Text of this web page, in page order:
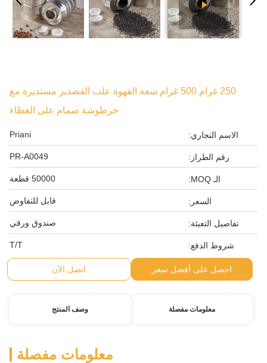
250 غرام 500 غرام سعة القهوة علب القصدير مستديرة مع
خرطوشة صمام على الغطاء
الاسم التجاري: Priani
رقم الطراز: PR-A0049
الـ MOQ: 50000 قطعة
السعر: قابل للتفاوض
تفاصيل التعبئة: صندوق ورقي
شروط الدفع: T/T
احصل على أفضل سعر اتصل الآن
معلومات مفصلة وصف المنتج
معلومات مفصلة